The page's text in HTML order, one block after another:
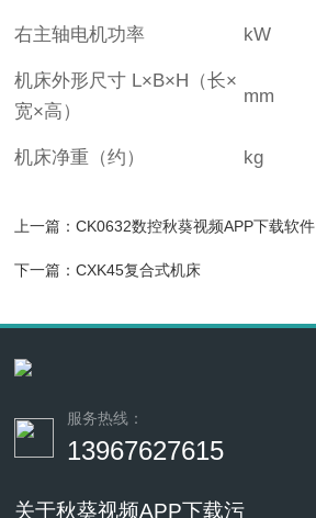
右主轴电机功率 kW
机床外形尺寸 L×B×H（长×
宽×高）
mm
机床净重（约） kg
上一篇：CK0632数控秋葵视频APP下载软件
下一篇：CXK45复合式机床
服务热线：
13967627615
关于秋葵视频APP下载污